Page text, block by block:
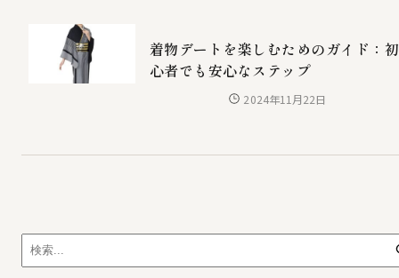
着物デートを楽しむためのガイド：初
心者でも安心なステップ
2024年11月22日